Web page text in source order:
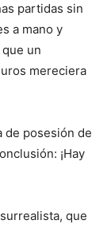
partidas sin
a mano y
un
mereciera
de posesión de
¡Hay
que